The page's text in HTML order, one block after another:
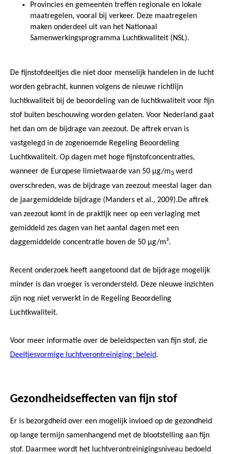
Provincies en gemeenten treffen regionale en lokale
maatregelen, vooral bij verkeer. Deze maatregelen
maken onderdeel uit van het Nationaal
Samenwerkingsprogramma Luchtkwaliteit (NSL).
De fijnstofdeeltjes die niet door menselijk handelen in de lucht
worden gebracht, kunnen volgens de nieuwe richtlijn
luchtkwaliteit bij de beoordeling van de luchtkwaliteit voor fijn
stof buiten beschouwing worden gelaten. Voor Nederland gaat
het dan om de bijdrage van zeezout. De aftrek ervan is
vastgelegd in de zogenoemde Regeling Beoordeling
Luchtkwaliteit. Op dagen met hoge fijnstofconcentraties,
wanneer de Europese limietwaarde van 50 μg/m3 werd
overschreden, was de bijdrage van zeezout meestal lager dan
de jaargemiddelde bijdrage (Manders et al., 2009).De aftrek
van zeezout komt in de praktijk neer op een verlaging met
gemiddeld zes dagen van het aantal dagen met een
daggemiddelde concentratie boven de 50 µg/m³.
Recent onderzoek heeft aangetoond dat de bijdrage mogelijk
minder is dan vroeger is verondersteld. Deze nieuwe inzichten
zijn nog niet verwerkt in de Regeling Beoordeling
Luchtkwaliteit.
Voor meer informatie over de beleidspecten van fijn stof, zie
Deeltjesvormige luchtverontreiniging: beleid.
Gezondheidseffecten van fijn stof
Er is bezorgdheid over een mogelijk invloed op de gezondheid
op lange termijn samenhangend met de blootstelling aan fijn
stof. Daarmee wordt het luchtverontreinigingsniveau bedoeld